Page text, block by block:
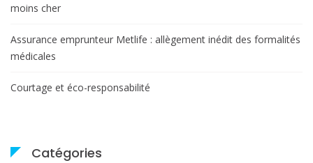
moins cher
Assurance emprunteur Metlife : allègement inédit des formalités
médicales
Courtage et éco-responsabilité
Catégories